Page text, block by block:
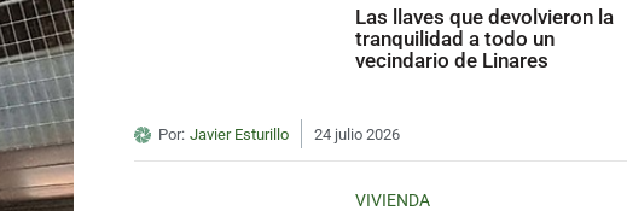
Las llaves que devolvieron la
tranquilidad a todo un
vecindario de Linares
Por: Javier Esturillo 24 julio 2026
VIVIENDA